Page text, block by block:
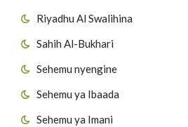
Riyadhu Al Swalihina
Sahih Al-Bukhari
Sehemu nyengine
Sehemu ya Ibaada
Sehemu ya Imani